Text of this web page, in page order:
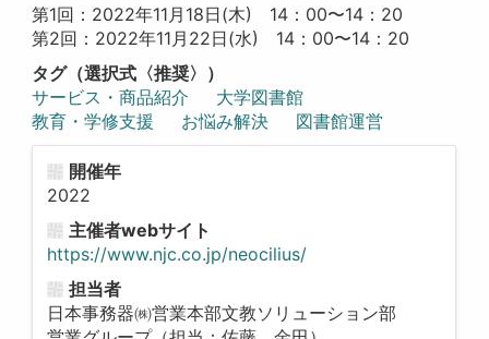
第1回：2022年11月18日(木) 14：00〜14：20
第2回：2022年11月22日(水) 14：00〜14：20
タグ（選択式〈推奨〉）
サービス・商品紹介
大学図書館
教育・学修支援
お悩み解決 図書館運営
開催年
2022
主催者webサイト
https://www.njc.co.jp/neocilius/
担当者
日本事務器㈱営業本部文教ソリューション部